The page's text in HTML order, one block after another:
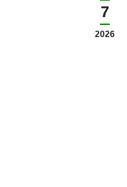
7
2026